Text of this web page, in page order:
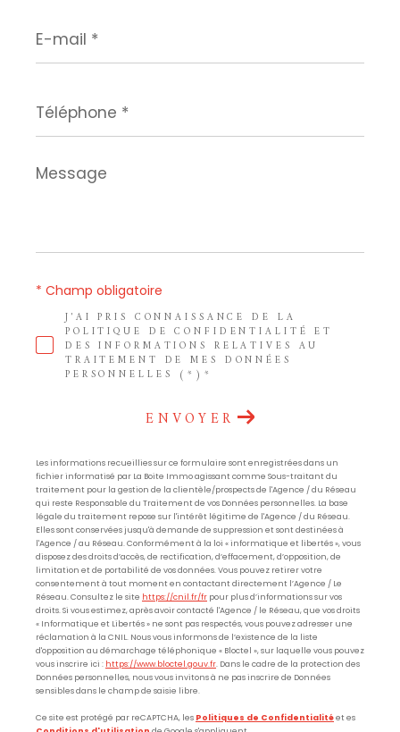
mail
*
*
Message
*
J'AI PRIS CONNAISSANCE DE LA
POLITIQUE DE CONFIDENTIALITÉ ET
DES INFORMATIONS RELATIVES AU
TRAITEMENT DE MES DONNÉES
PERSONNELLES (*)*
* Champ obligatoire
ENVOYER
Les informations recueillies sur ce formulaire sont enregistrées dans un
fichier informatisé par La Boite Immo agissant comme Sous-traitant du
traitement pour la gestion de la clientèle/prospects de l'Agence / du Réseau
qui reste Responsable du Traitement de vos Données personnelles. La base
légale du traitement repose sur l'intérêt légitime de l'Agence / du Réseau.
Elles sont conservées jusqu'à demande de suppression et sont destinées à
l'Agence / au Réseau. Conformément à la loi « informatique et libertés », vous
disposez des droits d’accès, de rectification, d’effacement, d’opposition, de
limitation et de portabilité de vos données. Vous pouvez retirer votre
consentement à tout moment en contactant directement l’Agence / Le
Réseau. Consultez le site https://cnil.fr/fr pour plus d’informations sur vos
droits. Si vous estimez, après avoir contacté l'Agence / le Réseau, que vos droits
« Informatique et Libertés » ne sont pas respectés, vous pouvez adresser une
réclamation à la CNIL. Nous vous informons de l’existence de la liste
d'opposition au démarchage téléphonique « Bloctel », sur laquelle vous pouvez
vous inscrire ici : https://www.bloctel.gouv.fr. Dans le cadre de la protection des
Données personnelles, nous vous invitons à ne pas inscrire de Données
sensibles dans le champ de saisie libre.
Ce site est protégé par reCAPTCHA, les Politiques de Confidentialitéet es